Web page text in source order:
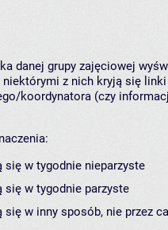
danej grupy zajęciowej
z nich kryją się
koordynatora (czy
się w tygodnie nieparzyste
się w tygodnie parzyste
się w inny sposób, nie przez